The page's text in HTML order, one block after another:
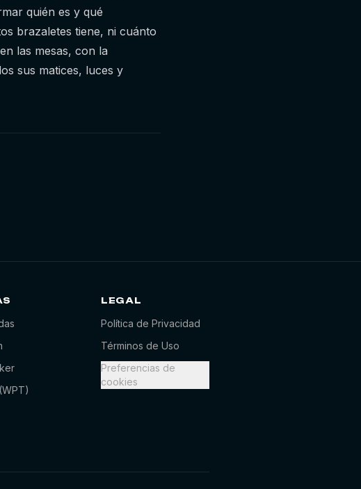
quién es y qué
brazaletes tiene, ni cuánto
las mesas, con la
sus matices, luces y
LEGAL
Política de Privacidad
Términos de Uso
Preferencias de
cookies
En línea
ayudarte hoy? 🃏